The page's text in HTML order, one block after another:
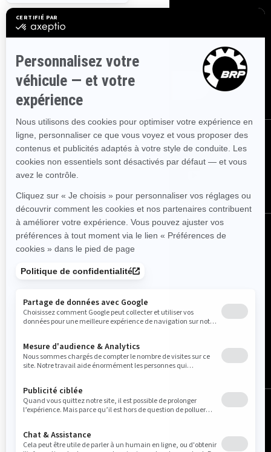
S'INSCRIRE
Inscrivez-vous à nos courriels.Recevez les dernières nouvelles, les
ABONNEZ-VOUS
NOUS SUIVRE
France (français)
© BRP 2003-2026